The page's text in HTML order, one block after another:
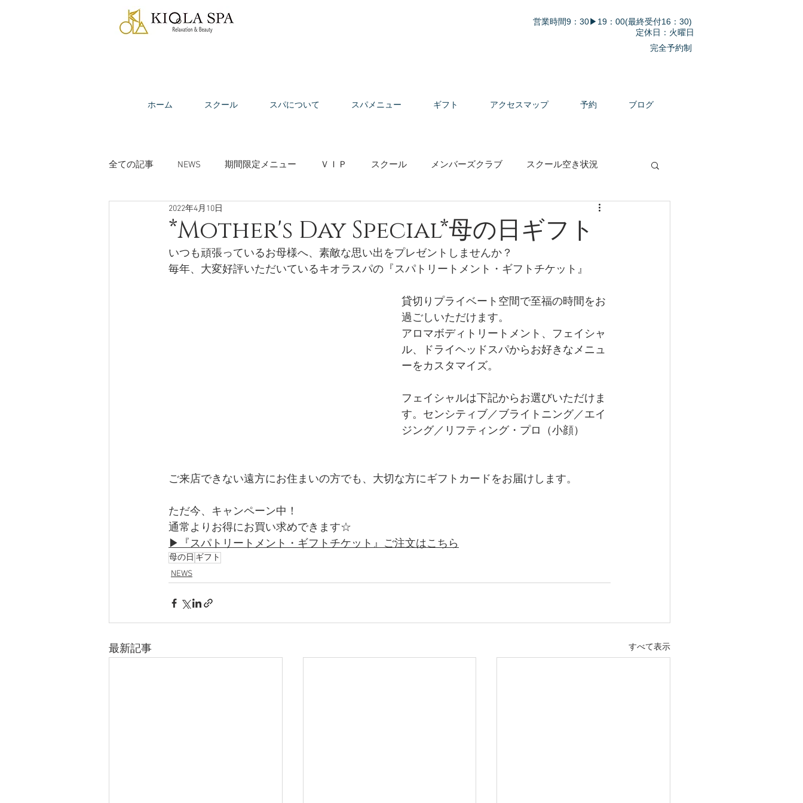
営業時間9：30▶19：00(最終受付16：30)
定休日：火曜日
完全予約制
ホーム スクール スパについて スパメニュー ギフト アクセスマップ 予約 ブログ
全ての記事 NEWS 期間限定メニュー ＶＩＰ スクール メンバーズクラブ スクール空き状況
ビューティーコラム
*Mother's Day Special*母の日ギフト
2022年4月10日
いつも頑張っているお母様へ、素敵な思い出をプレゼントしませんか？
毎年、大変好評いただいているキオラスパの『スパトリートメント・ギフトチケット』
貸切りプライベート空間で至福の時間をお
過ごしいただけます。
アロマボディトリートメント、フェイシャ
ル、ドライヘッドスパからお好きなメニュ
ーをカスタマイズ。
フェイシャルは下記からお選びいただけま
す。センシティブ／ブライトニング／エイ
ジング／リフティング・プロ（小顔）
ご来店できない遠方にお住まいの方でも、大切な方にギフトカードをお届けします。
ただ今、キャンペーン中！
通常よりお得にお買い求めできます☆
▶『スパトリートメント・ギフトチケット』ご注文はこちら
母の日 ギフト
NEWS
最新記事 すべて表示